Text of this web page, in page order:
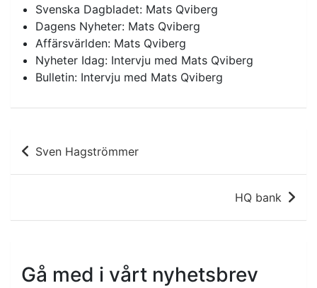
Svenska Dagbladet: Mats Qviberg
Dagens Nyheter: Mats Qviberg
Affärsvärlden: Mats Qviberg
Nyheter Idag: Intervju med Mats Qviberg
Bulletin: Intervju med Mats Qviberg
Inläggsnavigering
Sven Hagströmmer
HQ bank
Gå med i vårt nyhetsbrev